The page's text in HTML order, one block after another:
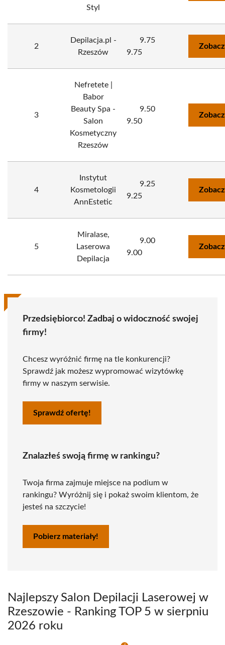
Styl
2
Depilacja.pl -
Rzeszów
9.75
9.75
3
Nefretete |
Babor
Beauty Spa -
Salon
Kosmetyczny
Rzeszów
9.50
9.50
4
Instytut
Kosmetologii
AnnEstetic
9.25
9.25
5
Miralase,
Laserowa
Depilacja
9.00
9.00
Przedsiębiorco! Zadbaj o widoczność swojej
firmy!
Chcesz wyróżnić firmę na tle konkurencji?
Sprawdź jak możesz wypromować wizytówkę
firmy w naszym serwisie.
Sprawdź ofertę!
Znalazłeś swoją firmę w rankingu?
Twoja firma zajmuje miejsce na podium w
rankingu? Wyróżnij się i pokaż swoim klientom, że
jesteś na szczycie!
Pobierz materiały!
Najlepszy Salon Depilacji Laserowej w
Rzeszowie - Ranking TOP 5 w sierpniu
2026 roku